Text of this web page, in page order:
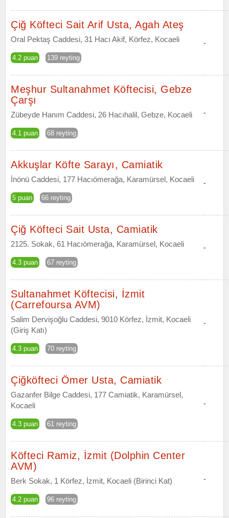
Çiğ Köfteci Sait Arif Usta, Agah Ateş
Oral Pektaş Caddesi, 31 Hacı Akif, Körfez, Kocaeli
4.2 puan 139 reyting
-
Meşhur Sultanahmet Köftecisi, Gebze
Çarşı
Zübeyde Hanım Caddesi, 26 Hacıhalil, Gebze, Kocaeli
4.1 puan 68 reyting
-
Akkuşlar Köfte Sarayı, Camiatik
İnönü Caddesi, 177 Hacıömerağa, Karamürsel, Kocaeli
5 puan 66 reyting
-
Çiğ Köfteci Sait Usta, Camiatik
2125. Sokak, 61 Hacıömerağa, Karamürsel, Kocaeli
4.3 puan 67 reyting
-
Sultanahmet Köftecisi, İzmit
(Carrefoursa AVM)
Salim Dervişoğlu Caddesi, 9010 Körfez, İzmit, Kocaeli
(Giriş Katı)
4.3 puan 70 reyting
-
Çiğköfteci Ömer Usta, Camiatik
Gazanfer Bilge Caddesi, 177 Camiatik, Karamürsel,
Kocaeli
4.3 puan 61 reyting
-
Köfteci Ramiz, İzmit (Dolphin Center
AVM)
Berk Sokak, 1 Körfez, İzmit, Kocaeli (Birinci Kat)
4.2 puan 96 reyting
-